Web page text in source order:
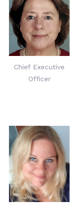
Chief Executive
Officer